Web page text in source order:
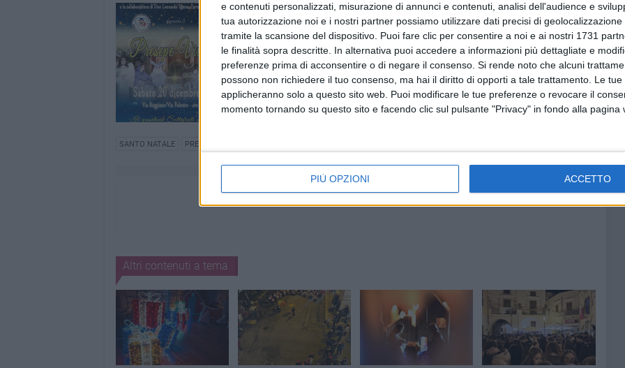
e contenuti personalizzati, misurazione di annunci e contenuti, analisi dell'audience e
tua autorizzazione noi e i nostri partner possiamo utilizzare dati precisi di
tramite la scansione del dispositivo. Puoi fare clic per consentire a noi e ai nostri 1731
le finalità sopra descritte. In alternativa puoi accedere a informazioni più dettagliate e
preferenze prima di acconsentire o di negare il consenso. Si rende noto che alcuni
possono non richiedere il tuo consenso, ma hai il diritto di opporti a tale trattamento. Le
applicheranno solo a questo sito web. Puoi modificare le tue preferenze o revocare il
momento tornando su questo sito e facendo clic sul pulsante "Privacy" in fondo alla pagina
PIÙ OPZIONI ACCETTO
SANTO NATALE PRESEPE
Altri contenuti a tema